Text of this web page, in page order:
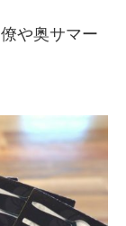
や奥サマー